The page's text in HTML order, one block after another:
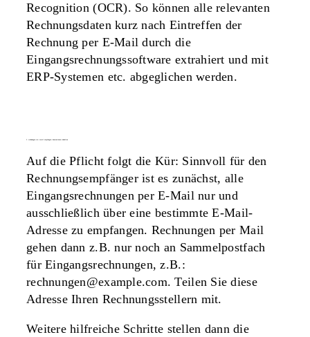
Recognition (OCR). So können alle relevanten
Rechnungsdaten kurz nach Eintreffen der
Rechnung per E-Mail durch die
Eingangsrechnungssoftware extrahiert und mit
ERP-Systemen etc. abgeglichen werden.
Auf die Pflicht folgt die Kür: Sinnvoll für den
Rechnungsempfänger ist es zunächst, alle
Eingangsrechnungen per E-Mail nur und
ausschließlich über eine bestimmte E-Mail-
Adresse zu empfangen. Rechnungen per Mail
gehen dann z.B. nur noch an Sammelpostfach
für Eingangsrechnungen, z.B.:
rechnungen@example.com. Teilen Sie diese
Adresse Ihren Rechnungsstellern mit.
Weitere hilfreiche Schritte stellen dann die